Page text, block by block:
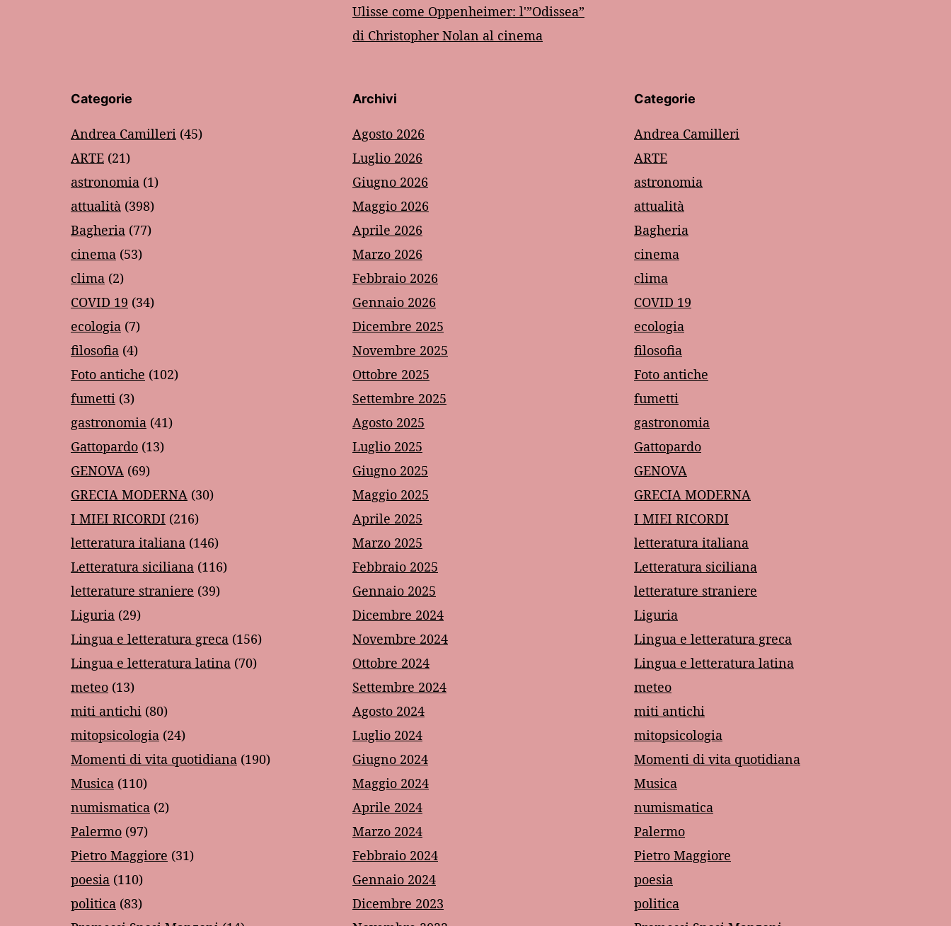
Ulisse come Oppenheimer: l'”Odissea”
di Christopher Nolan al cinema
Categorie
Andrea Camilleri (45)
ARTE (21)
astronomia (1)
attualità (398)
Bagheria (77)
cinema (53)
clima (2)
COVID 19 (34)
ecologia (7)
filosofia (4)
Foto antiche (102)
fumetti (3)
gastronomia (41)
Gattopardo (13)
GENOVA (69)
GRECIA MODERNA (30)
I MIEI RICORDI (216)
letteratura italiana (146)
Letteratura siciliana (116)
letterature straniere (39)
Liguria (29)
Lingua e letteratura greca (156)
Lingua e letteratura latina (70)
meteo (13)
miti antichi (80)
mitopsicologia (24)
Momenti di vita quotidiana (190)
Musica (110)
numismatica (2)
Palermo (97)
Pietro Maggiore (31)
poesia (110)
politica (83)
Archivi
Agosto 2026
Luglio 2026
Giugno 2026
Maggio 2026
Aprile 2026
Marzo 2026
Febbraio 2026
Gennaio 2026
Dicembre 2025
Novembre 2025
Ottobre 2025
Settembre 2025
Agosto 2025
Luglio 2025
Giugno 2025
Maggio 2025
Aprile 2025
Marzo 2025
Febbraio 2025
Gennaio 2025
Dicembre 2024
Novembre 2024
Ottobre 2024
Settembre 2024
Agosto 2024
Luglio 2024
Giugno 2024
Maggio 2024
Aprile 2024
Marzo 2024
Febbraio 2024
Gennaio 2024
Dicembre 2023
Categorie
Andrea Camilleri
ARTE
astronomia
attualità
Bagheria
cinema
clima
COVID 19
ecologia
filosofia
Foto antiche
fumetti
gastronomia
Gattopardo
GENOVA
GRECIA MODERNA
I MIEI RICORDI
letteratura italiana
Letteratura siciliana
letterature straniere
Liguria
Lingua e letteratura greca
Lingua e letteratura latina
meteo
miti antichi
mitopsicologia
Momenti di vita quotidiana
Musica
numismatica
Palermo
Pietro Maggiore
poesia
politica